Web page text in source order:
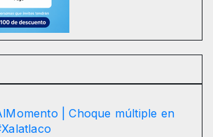
| Choque múltiple en